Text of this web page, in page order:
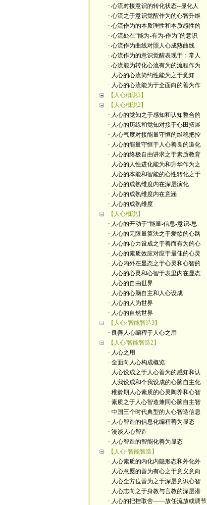
· 心流对接意识的转化状态--显化人
· 心流之于意识觉醒作为的心智升维
· 心流作为的本质理性和本质感性的
· 心流处在“能为-有为-作为”的意识
· 心流作为曲线对照人心成熟曲线
· 心流作为的意识觉醒表现于：常人
· 心流能为转化心流有为的流程作为
· 人心的心流简约性能为之于觉知
· 人心的心流能为于全面向的善为作
【人心概说3】
【人心概说2】
· 人心的觉知之于感知和认知整合的
· 人心的历练和觉知对接于心田拓展
· 人心气度对接能量守恒的维稳把控
· 人心的能量守恒于人心善良的道化
· 人心的终极自由讲求之于素质教育
· 人心的人性进化能为和升华作为之
· 人心的本能和智能的心性转化之于
· 人心的成熟维度内在深层演化
· 人心的成熟维度内在意涵
· 人心的成熟维度
【人心概说】
· 人心的开动于“能量-信息-意识-思
· 人心的无限量算法之于爱欲的心路
· 人心的心力设成之于善而有为的心
· 人心的素质效应对应于最佳的心灵
· 人心内外在显态之于心灵和心智的
· 人心的心灵和心智于表里内在显态
· 人心的自由世界
· 人心的心脑自主和人心设成
· 人心的人为世界
· 人心的自然世界
【人心·智能智造3】
· 良善人心编程于人心之用
【人心'智能智造2】
· 人心之用
· 全面向人心构成概览
· 人心设成之于人心善为的感知和认
· 人我设成和个我设成的心脑自主化
· 稚龄期人心素质的心灵陶养和心智
· 素质之于人心智造兼同心脑自主智
· 中国三个时代典型的人心智造信息
· 人心智造的信息化编程善为显态
· 漫谈人心智造
· 人心智造的智能化善为显态
【人心·智能智造】
· 人心素质的内化内隐形态和外化外
· 人心意愿的善为有心之于意义意向
· 人心全方位善为之于深层意识心智
· 人心志向之于身教与言教的深层潜
· 人心的把控取舍——放任流放或调节